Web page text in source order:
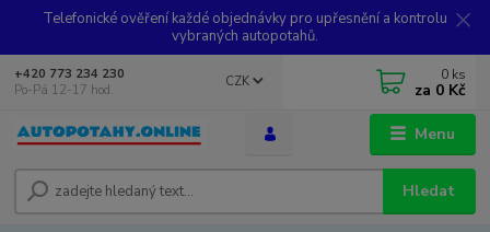
Telefonické ověření každé objednávky pro upřesnění a kontrolu
vybraných autopotahů.
Menu
CZK
Hledat
+420 773 234 230
Po-Pá 12-17 hod.
0 ks
za 0 Kč